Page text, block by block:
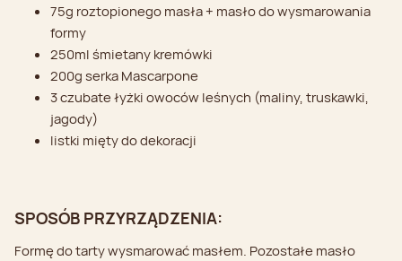
75g roztopionego masła + masło do wysmarowania
formy
250ml śmietany kremówki
200g serka Mascarpone
3 czubate łyżki owoców leśnych (maliny, truskawki,
jagody)
listki mięty do dekoracji
SPOSÓB PRZYRZĄDZENIA:
Formę do tarty wysmarować masłem. Pozostałe masło